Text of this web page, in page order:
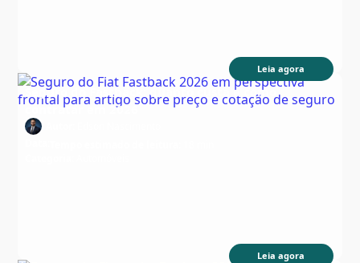
Leia agora
Seguro do Fastback: quanto custa e como
contratar em 2026
Leia agora